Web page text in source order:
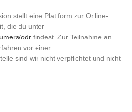
stellt eine Plattform zur Online-
die du unter
odr findest. Zur Teilnahme an
vor einer
sind wir nicht verpflichtet und nicht